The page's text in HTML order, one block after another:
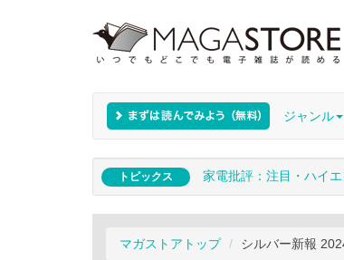
ジャンル
トピックス 家電批評：注目・ハイ
マガストアトップ シルバー新報